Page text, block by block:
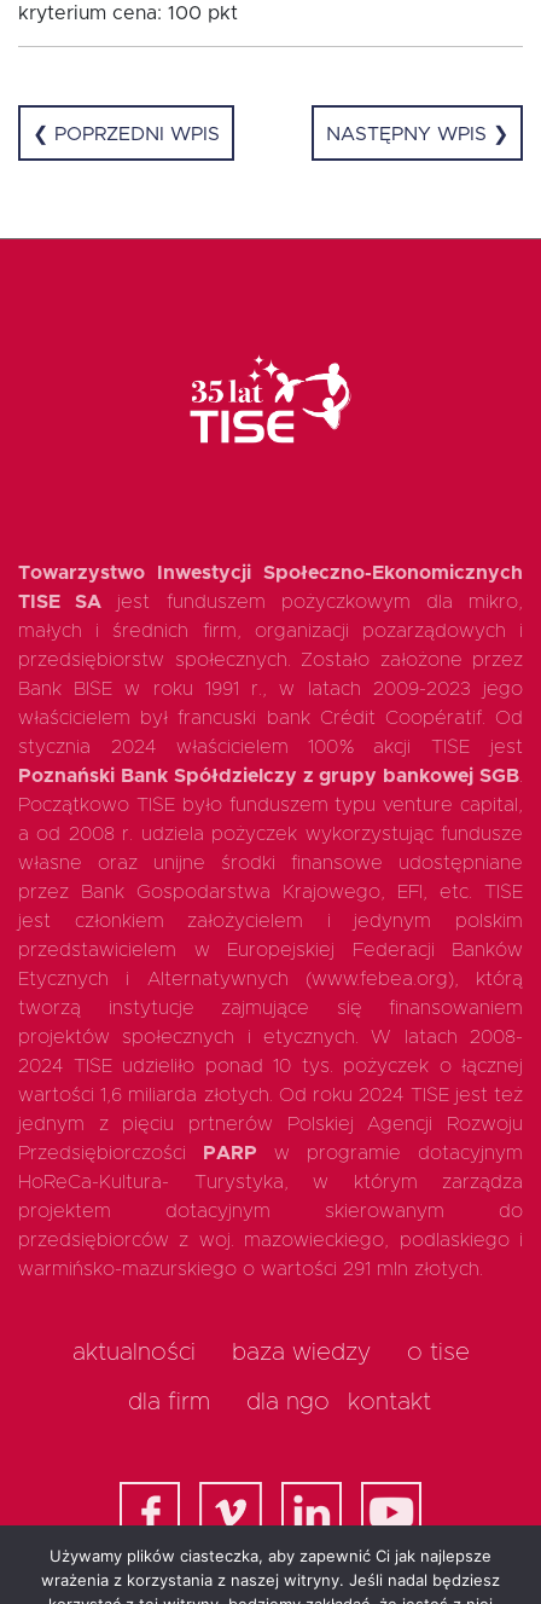
kryterium cena: 100 pkt
❮ POPRZEDNI WPIS NASTĘPNY WPIS ❯
Towarzystwo Inwestycji Społeczno-Ekonomicznych
TISE SA jest funduszem pożyczkowym dla mikro,
małych i średnich firm, organizacji pozarządowych i
przedsiębiorstw społecznych. Zostało założone przez
Bank BISE w roku 1991 r., w latach 2009-2023 jego
właścicielem był francuski bank Crédit Coopératif. Od
stycznia 2024 właścicielem 100% akcji TISE jest
Poznański Bank Spółdzielczy z grupy bankowej SGB.
Początkowo TISE było funduszem typu venture capital,
a od 2008 r. udziela pożyczek wykorzystując fundusze
własne oraz unijne środki finansowe udostępniane
przez Bank Gospodarstwa Krajowego, EFI, etc. TISE
jest członkiem założycielem i jedynym polskim
przedstawicielem w Europejskiej Federacji Banków
Etycznych i Alternatywnych (www.febea.org), którą
tworzą instytucje zajmujące się finansowaniem
projektów społecznych i etycznych. W latach 2008-
2024 TISE udzieliło ponad 10 tys. pożyczek o łącznej
wartości 1,6 miliarda złotych. Od roku 2024 TISE jest też
jednym z pięciu prtnerów Polskiej Agencji Rozwoju
Przedsiębiorczości
PARP w programie dotacyjnym
HoReCa-Kultura- Turystyka, w którym zarządza
projektem dotacyjnym skierowanym do
przedsiębiorców z woj. mazowieckiego, podlaskiego i
warmińsko-mazurskiego o wartości 291 mln złotych.
aktualności baza wiedzy o tise
dla firm dla ngo kontakt
Używamy plików ciasteczka, aby zapewnić Ci jak najlepsze
wrażenia z korzystania z naszej witryny. Jeśli nadal będziesz